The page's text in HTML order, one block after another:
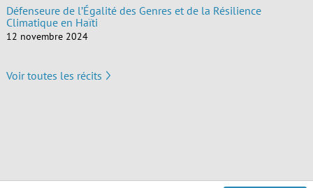
Défenseure de l’Égalité des Genres et de la Résilience
Climatique en Haïti
12 novembre 2024
Voir toutes les récits